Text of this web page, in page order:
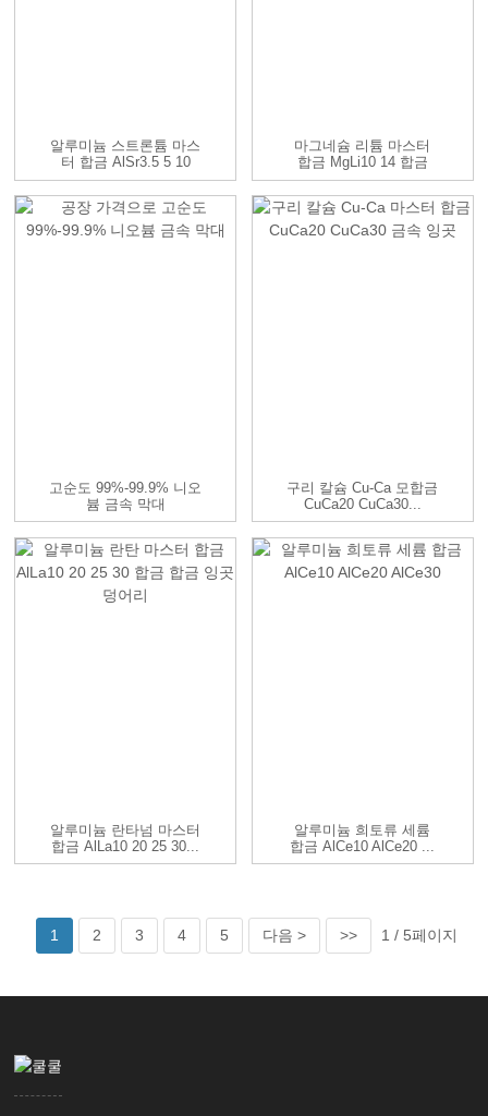
알루미늄 스트론튬 마스
터 합금 AlSr3.5 5 10
15...
마그네슘 리튬 마스터
합금 MgLi10 14 합금
고순도 99%-99.9% 니오
븀 금속 막대
구리 칼슘 Cu-Ca 모합금
CuCa20 CuCa30...
알루미늄 란타넘 마스터
합금 AlLa10 20 25 30...
알루미늄 희토류 세륨
합금 AlCe10 AlCe20 ...
1 2 3 4 5 다음 > >> 1 / 5페이지